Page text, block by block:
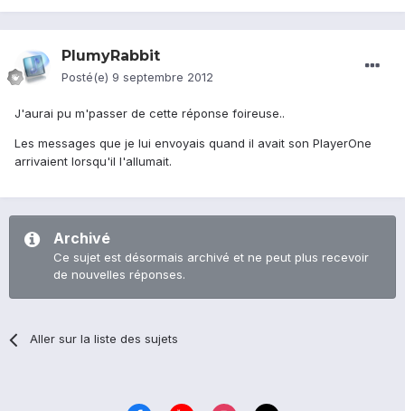
PlumyRabbit
Posté(e) 9 septembre 2012
J'aurai pu m'passer de cette réponse foireuse..
Les messages que je lui envoyais quand il avait son PlayerOne
arrivaient lorsqu'il l'allumait.
Archivé
Ce sujet est désormais archivé et ne peut plus recevoir
de nouvelles réponses.
Aller sur la liste des sujets